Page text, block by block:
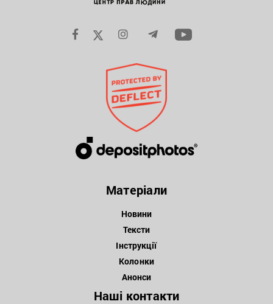
Матеріали
Новини
Тексти
Інструкції
Колонки
Анонси
Наші контакти